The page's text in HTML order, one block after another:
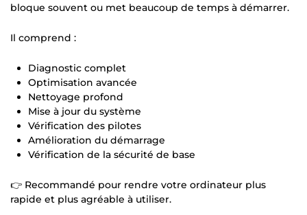
bloque souvent ou met beaucoup de temps à démarrer.
Il comprend :
Diagnostic complet
Optimisation avancée
Nettoyage profond
Mise à jour du système
Vérification des pilotes
Amélioration du démarrage
Vérification de la sécurité de base
👉 Recommandé pour rendre votre ordinateur plus
rapide et plus agréable à utiliser.